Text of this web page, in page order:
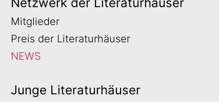
Mitglieder
Preis der Literaturhäuser
NEWS
Junge Literaturhäuser